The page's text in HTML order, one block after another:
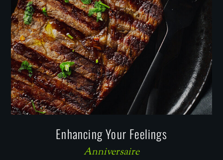
Enhancing Your Feelings
Anniversaire